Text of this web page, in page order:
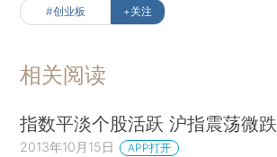
#创业板 +关注
相关阅读
指数平淡个股活跃 沪指震荡微跌
2013年10月15日 APP打开